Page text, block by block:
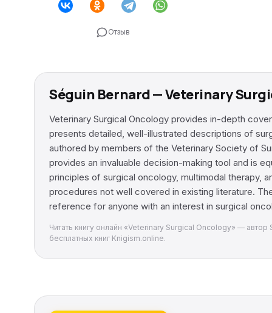
Отзыв
Séguin Bernard — Veterinary
Veterinary Surgical Oncology provides in-depth
presents detailed, well-illustrated descriptions of
authored by members of the Veterinary Society of
provides an invaluable decision-making tool and is
principles of surgical oncology, multimodal therapy,
procedures not well covered in existing literature.
reference for anyone with an interest in surgical
Читать книгу онлайн «Veterinary Surgical Oncology» —
бесплатных книг Knigism.online.